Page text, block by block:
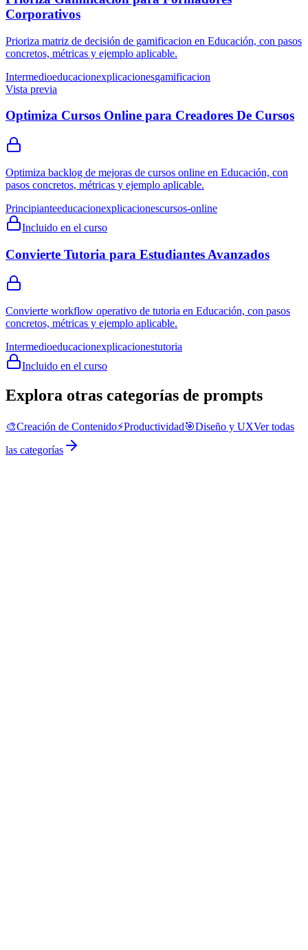
Corporativos
Prioriza matriz de decisión de gamificacion en Educación, con pasos
concretos, métricas y ejemplo aplicable.
Intermedioeducacionexplicacionesgamificacion
Vista previa
Optimiza Cursos Online para Creadores De Cursos
Optimiza backlog de mejoras de cursos online en Educación, con
pasos concretos, métricas y ejemplo aplicable.
Principianteeducacionexplicacionescursos-online
Incluido en el curso
Convierte Tutoria para Estudiantes Avanzados
Convierte workflow operativo de tutoria en Educación, con pasos
concretos, métricas y ejemplo aplicable.
Intermedioeducacionexplicacionestutoria
Incluido en el curso
Explora otras categorías de prompts
🎨Creación de Contenido⚡Productividad🎯Diseño y UXVer todas
las categorías